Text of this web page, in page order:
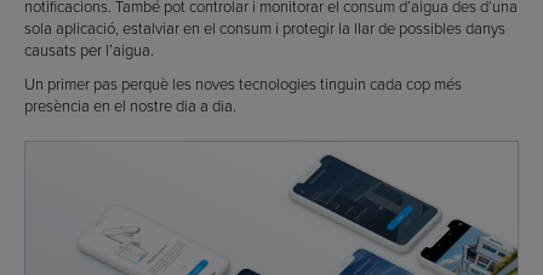
notificacions. També pot controlar i monitorar el consum d’aigua des d’una
sola aplicació, estalviar en el consum i protegir la llar de possibles danys
causats per l’aigua.
Un primer pas perquè les noves tecnologies tinguin cada cop més
presència en el nostre dia a dia.